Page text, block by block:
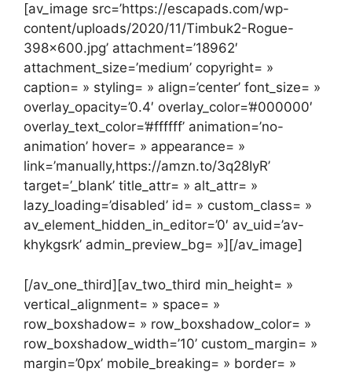
[av_image src=’https://escapads.com/wp-
content/uploads/2020/11/Timbuk2-Rogue-
398×600.jpg’ attachment=’18962′
attachment_size=’medium’ copyright= »
caption= » styling= » align=’center’ font_size= »
overlay_opacity=’0.4′ overlay_color=’#000000′
overlay_text_color=’#ffffff’ animation=’no-
animation’ hover= » appearance= »
link=’manually,https://amzn.to/3q28IyR’
target=’_blank’ title_attr= » alt_attr= »
lazy_loading=’disabled’ id= » custom_class= »
av_element_hidden_in_editor=’0′ av_uid=’av-
khykgsrk’ admin_preview_bg= »][/av_image]
[/av_one_third][av_two_third min_height= »
vertical_alignment= » space= »
row_boxshadow= » row_boxshadow_color= »
row_boxshadow_width=’10’ custom_margin= »
margin=’0px’ mobile_breaking= » border= »